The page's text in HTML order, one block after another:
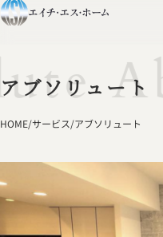
アブソリュート
HOME/サービス/アブソリュート